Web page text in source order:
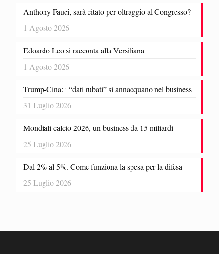
Anthony Fauci, sarà citato per oltraggio al Congresso?
1 Agosto 2026
Edoardo Leo si racconta alla Versiliana
1 Agosto 2026
Trump-Cina: i “dati rubati” si annacquano nel business
31 Luglio 2026
Mondiali calcio 2026, un business da 15 miliardi
25 Luglio 2026
Dal 2% al 5%. Come funziona la spesa per la difesa
25 Luglio 2026